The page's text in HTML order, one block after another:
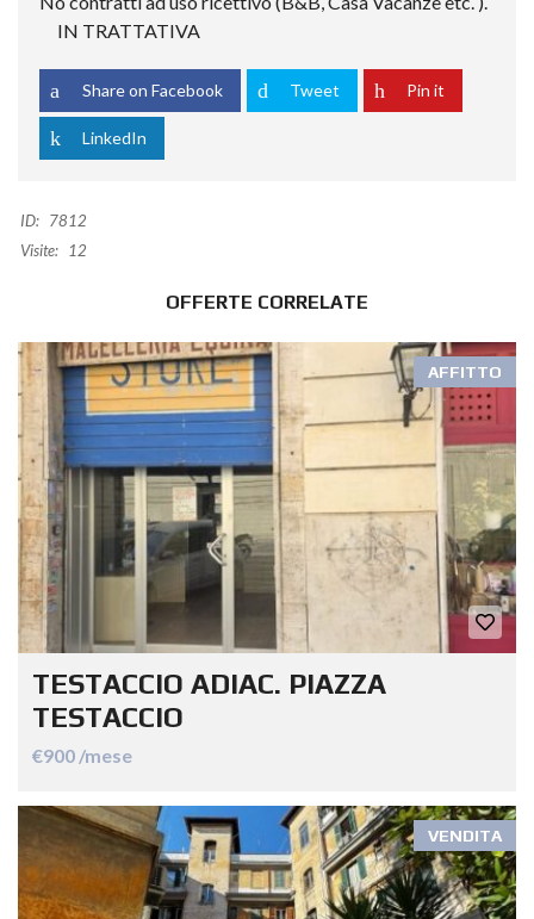
IN TRATTATIVA
Share on Facebook Tweet Pin it
LinkedIn
ID: 7812
Visite:
12
OFFERTE CORRELATE
AFFITTO
TESTACCIO ADIAC. PIAZZA
TESTACCIO
€900 /mese
VENDITA